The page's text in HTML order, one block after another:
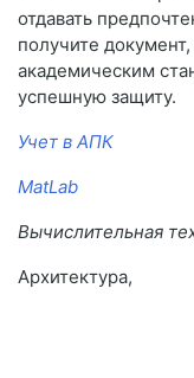
отдавать
получите
академическим
успешную защиту.
Учет в АПК
MatLab
Вычислительная
Архитектура,